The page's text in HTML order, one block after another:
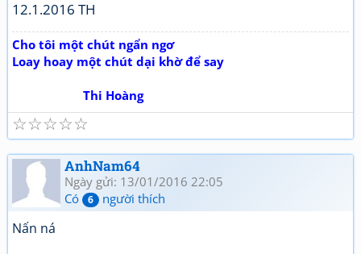
12.1.2016 TH
Cho tôi một chút ngẩn ngơ
Loay hoay một chút dại khờ để say
Thi Hoàng
☆
☆
☆
☆
☆
AnhNam64
Ngày gửi: 13/01/2016 22:05
Có
6 người thích
Nấn ná